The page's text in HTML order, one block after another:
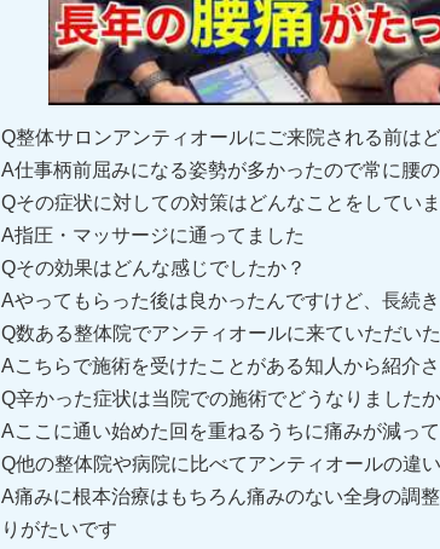
Q整体サロンアンティオールにご来院される前は
A仕事柄前屈みになる姿勢が多かったので常に腰
Qその症状に対しての対策はどんなことをしてい
A指圧・マッサージに通ってました
Qその効果はどんな感じでしたか？
Aやってもらった後は良かったんですけど、長続き
Q数ある整体院でアンティオールに来ていただい
Aこちらで施術を受けたことがある知人から紹介
Q辛かった症状は当院での施術でどうなりましたか
Aここに通い始めた回を重ねるうちに痛みが減っ
Q他の整体院や病院に比べてアンティオールの違
A痛みに根本治療はもちろん痛みのない全身の調
りがたいです